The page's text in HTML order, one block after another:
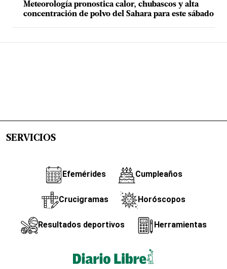
Meteorología pronostica calor, chubascos y alta
concentración de polvo del Sahara para este sábado
SERVICIOS
Efemérides Cumpleaños
Crucigramas Horóscopos
Resultados deportivos Herramientas